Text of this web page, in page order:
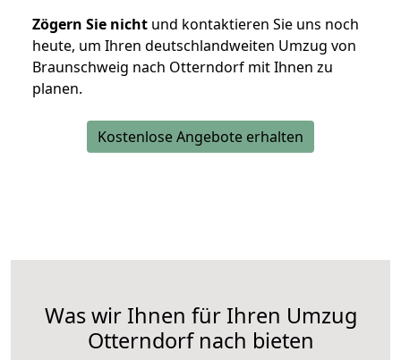
Zögern Sie nicht und kontaktieren Sie uns noch
heute, um Ihren deutschlandweiten Umzug von
Braunschweig nach Otterndorf mit Ihnen zu
planen.
Kostenlose Angebote erhalten
Was wir Ihnen für Ihren Umzug
Otterndorf nach bieten